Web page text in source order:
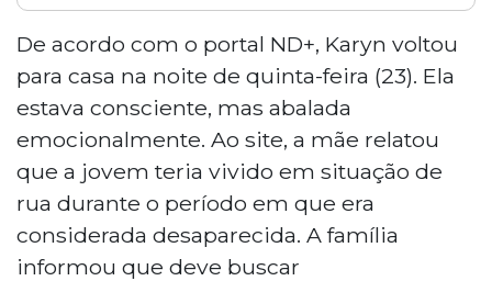
Karyn Lima Souza e Silva, de 24 anos,
desaparecida desde 15 de abril em São
José (SC), retornou para casa na noite de
quinta-feira (23). Suspeita de desviar R$
40 mil de uma escola particular, ela
estava abalada emocionalmente e teria
vivido em situação de rua. A jovem sumiu
após dizer ao marido que iria ao dentista.
A família planeja buscar
acompanhamento psicológico.
De acordo com o portal ND+, Karyn voltou
para casa na noite de quinta-feira (23). Ela
estava consciente, mas abalada
emocionalmente. Ao site, a mãe relatou
que a jovem teria vivido em situação de
rua durante o período em que era
considerada desaparecida. A família
informou que deve buscar